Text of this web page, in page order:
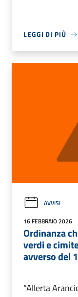
LEGGI DI PIÙ
AVVISI
16 FEBBRAIO 2026
Ordinanza
verdi e
avverso del
“Allerta